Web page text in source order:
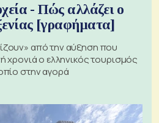
- Πώς αλλάζει ο
[γραφήματα]
από την αύξηση που
χρονιά ο ελληνικός τουρισμός
στην αγορά